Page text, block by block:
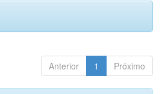
Anterior 1 Próximo